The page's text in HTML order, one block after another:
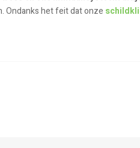
Ondanks het feit dat onze